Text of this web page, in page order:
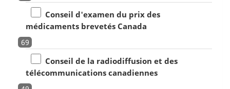
Conseil d'examen du prix des
médicaments brevetés Canada
69
Conseil de la radiodiffusion et des
télécommunications canadiennes